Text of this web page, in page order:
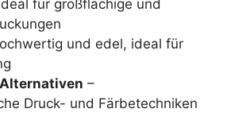
für großflächige und
und edel, ideal für
–
Druck- und Färbetechniken